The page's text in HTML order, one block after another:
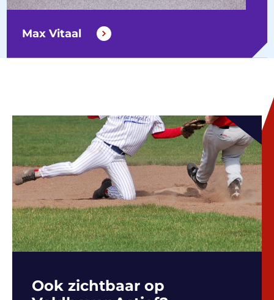
Max Vitaal
Ook zichtbaar op